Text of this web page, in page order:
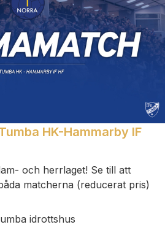
HK-Hammarby IF
och herrlaget! Se till att
matcherna (reducerat pris)
idrottshus